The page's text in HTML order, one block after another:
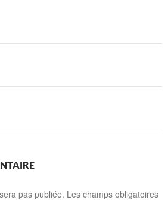
pas publiée. Les champs obligatoires